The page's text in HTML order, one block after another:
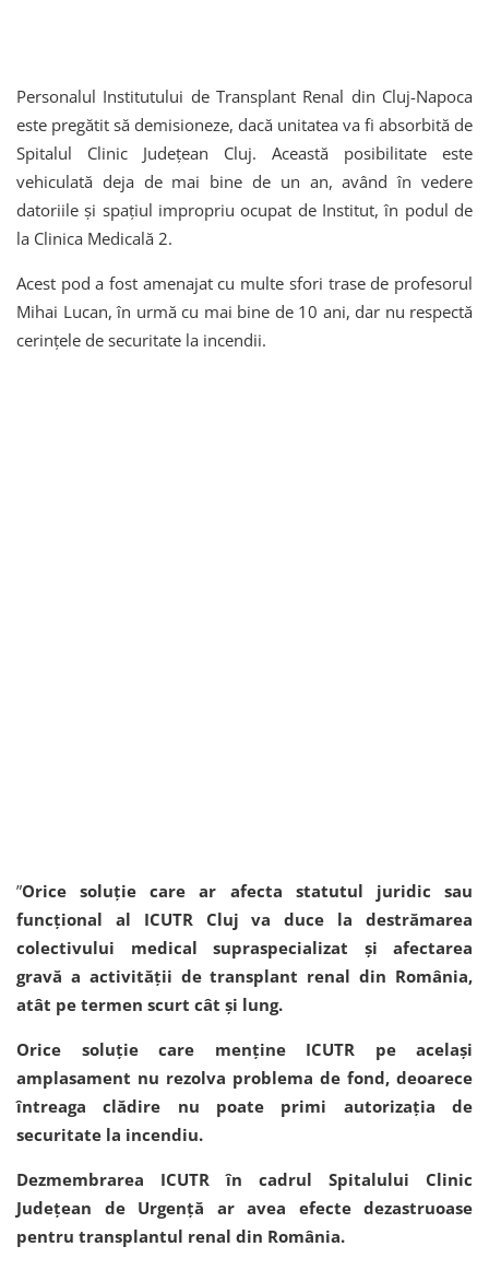
Personalul Institutului de Transplant Renal din Cluj-Napoca
este pregătit să demisioneze, dacă unitatea va fi absorbită de
Spitalul Clinic Județean Cluj. Această posibilitate este
vehiculată deja de mai bine de un an, având în vedere
datoriile și spațiul impropriu ocupat de Institut, în podul de
la Clinica Medicală 2.
Acest pod a fost amenajat cu multe sfori trase de profesorul
Mihai Lucan, în urmă cu mai bine de 10 ani, dar nu respectă
cerințele de securitate la incendii.
”Orice soluție care ar afecta statutul juridic sau
funcțional al ICUTR Cluj va duce la destrămarea
colectivului medical supraspecializat și afectarea
gravă a activității de transplant renal din România,
atât pe termen scurt cât și lung.
Orice soluție care menține ICUTR pe același
amplasament nu rezolva problema de fond, deoarece
întreaga clădire nu poate primi autorizația de
securitate la incendiu.
Dezmembrarea ICUTR în cadrul Spitalului Clinic
Județean de Urgență ar avea efecte dezastruoase
pentru transplantul renal din România.